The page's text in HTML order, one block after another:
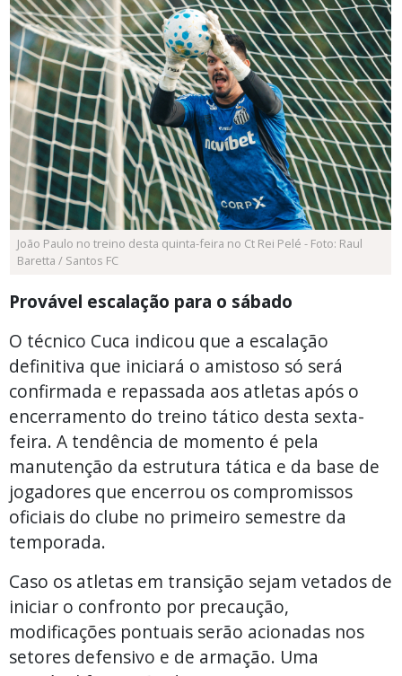
João Paulo no treino desta quinta-feira no Ct Rei Pelé - Foto: Raul
Baretta / Santos FC
Provável escalação para o sábado
O técnico Cuca indicou que a escalação
definitiva que iniciará o amistoso só será
confirmada e repassada aos atletas após o
encerramento do treino tático desta sexta-
feira. A tendência de momento é pela
manutenção da estrutura tática e da base de
jogadores que encerrou os compromissos
oficiais do clube no primeiro semestre da
temporada.
Caso os atletas em transição sejam vetados de
iniciar o confronto por precaução,
modificações pontuais serão acionadas nos
setores defensivo e de armação. Uma